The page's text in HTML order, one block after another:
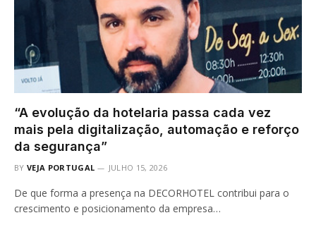
“A evolução da hotelaria passa cada vez
mais pela digitalização, automação e reforço
da segurança”
BY VEJA PORTUGAL JULHO 15, 2026
De que forma a presença na DECORHOTEL contribui para o
crescimento e posicionamento da empresa…